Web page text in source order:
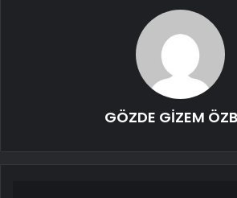
GÖZDE GİZEM